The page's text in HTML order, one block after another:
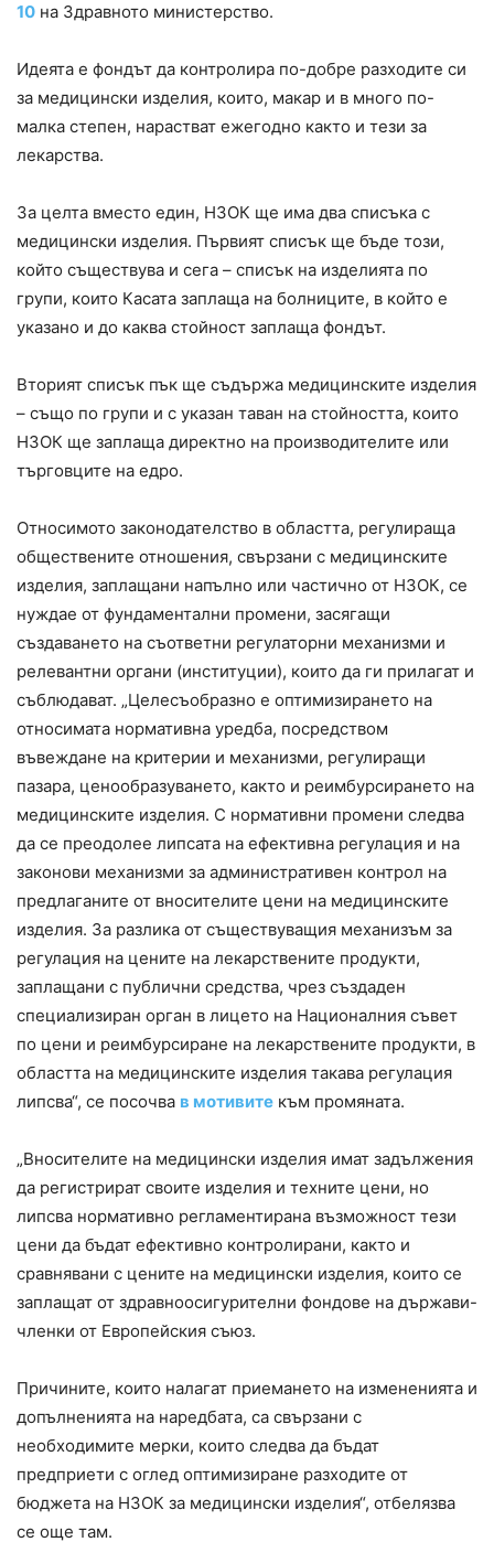
10 на Здравното министерство.
Идеята е фондът да контролира по-добре разходите си
за медицински изделия, които, макар и в много по-
малка степен, нарастват ежегодно както и тези за
лекарства.
За целта вместо един, НЗОК ще има два списъка с
медицински изделия. Първият списък ще бъде този,
който съществува и сега – списък на изделията по
групи, които Касата заплаща на болниците, в който е
указано и до каква стойност заплаща фондът.
Вторият списък пък ще съдържа медицинските изделия
– също по групи и с указан таван на стойността, които
НЗОК ще заплаща директно на производителите или
търговците на едро.
Относимото законодателство в областта, регулираща
обществените отношения, свързани с медицинските
изделия, заплащани напълно или частично от НЗОК, се
нуждае от фундаментални промени, засягащи
създаването на съответни регулаторни механизми и
релевантни органи (институции), които да ги прилагат и
съблюдават. „Целесъобразно е оптимизирането на
относимата нормативна уредба, посредством
въвеждане на критерии и механизми, регулиращи
пазара, ценообразуването, както и реимбурсирането на
медицинските изделия. С нормативни промени следва
да се преодолее липсата на ефективна регулация и на
законови механизми за административен контрол на
предлаганите от вносителите цени на медицинските
изделия. За разлика от съществуващия механизъм за
регулация на цените на лекарствените продукти,
заплащани с публични средства, чрез създаден
специализиран орган в лицето на Националния съвет
по цени и реимбурсиране на лекарствените продукти, в
областта на медицинските изделия такава регулация
липсва“, се посочва в мотивите към промяната.
„Вносителите на медицински изделия имат задължения
да регистрират своите изделия и техните цени, но
липсва нормативно регламентирана възможност тези
цени да бъдат ефективно контролирани, както и
сравнявани с цените на медицински изделия, които се
заплащат от здравноосигурителни фондове на държави-
членки от Европейския съюз.
Причините, които налагат приемането на измененията и
допълненията на наредбата, са свързани с
необходимите мерки, които следва да бъдат
предприети с оглед оптимизиране разходите от
бюджета на НЗОК за медицински изделия“, отбелязва
се още там.